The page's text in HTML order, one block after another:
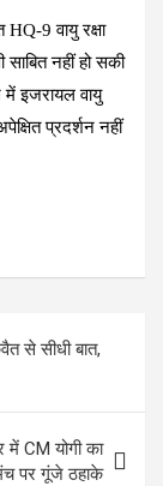
9 वायु रक्षा
साबित नहीं हो सकी
में इजरायल वायु
प्रदर्शन नहीं
e से सीधी बात,
में CM योगी का
पर गूंजे ठहाके